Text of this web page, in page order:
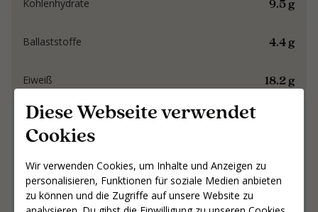
Diese Webseite verwendet
Cookies
Wir verwenden Cookies, um Inhalte und Anzeigen zu
personalisieren, Funktionen für soziale Medien anbieten
zu können und die Zugriffe auf unsere Website zu
9.5 g
Kohlenhydrate
4.4 g
Ballaststoffe
18.2 g
Eiweiß
Gemeinsam an
Ergebnissen arbeiten,
die bleiben
Gemeinsam an Ergebnissen arbeiten,